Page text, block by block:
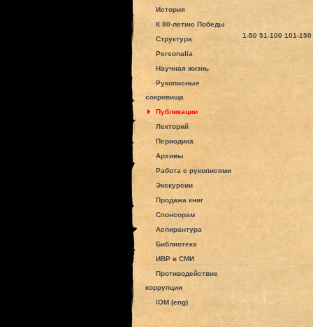
История
К 80-летию Победы
Структура
Personalia
Научная жизнь
Рукописные
сокровища
Публикации
Лекторий
Периодика
Архивы
Работа с рукописями
Экскурсии
Продажа книг
Спонсорам
Аспирантура
Библиотека
ИВР в СМИ
Противодействие
коррупции
IOM (eng)
1-50 51-100 101-150